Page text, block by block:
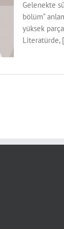
Gelenekte
bölüm”
yüksek
Literatürde,